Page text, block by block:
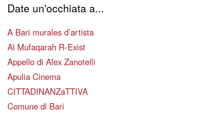
Date un'occhiata a...
A Bari murales d’artista
Al Mufaqarah R-Exist
Appello di Alex Zanotelli
Apulia Cinema
CITTADINANZaTTIVA
Comune di Bari